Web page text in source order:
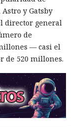
y Gatsby
director general
de
— casi el
de 520 millones.